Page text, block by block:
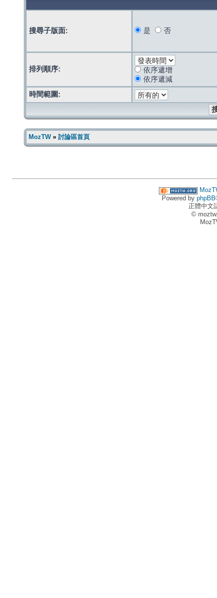
搜尋子版面: 是 否
排列順序:
依序遞增
依序遞減
時間範圍:
MozTW» 討論區首頁
Powered by phpBB
正體中文
©